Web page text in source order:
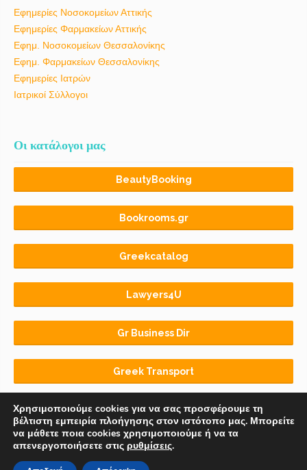
Εφημερίες Νοσοκομείων Αττικής
Εφημερίες Φαρμακείων Αττικής
Εφημ. Νοσοκομείων Θεσσαλονίκης
Εφημ. Φαρμακείων Θεσσαλονίκης
Εφημερίες Ιατρών
Ιατρικοί Σύλλογοι
Οι κατάλογοι μας
BeautyBooking
Bookrooms.gr
Greekcatalog
Lawyers4U
Gr Business Dir
Greek Transport
Αρχική BLOG ΟΡΟΙ ΧΡΗΣΗΣ
Χρησιμοποιούμε cookies για να σας προσφέρουμε τη
βέλτιστη εμπειρία πλοήγησης στον ιστότοπο μας. Μπορείτε
να μάθετε ποια cookies χρησιμοποιούμε ή να τα
απενεργοποιήσετε στις ρυθμίσεις.